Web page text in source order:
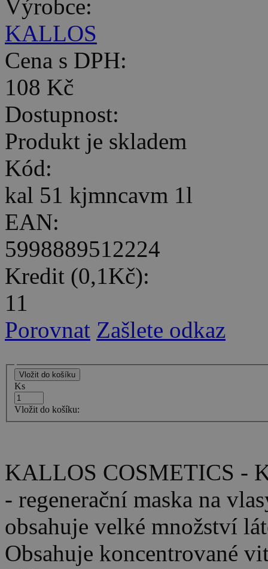
Výrobce:
KALLOS
Cena s DPH:
108 Kč
Dostupnost:
Produkt je skladem
Kód:
kal 51 kjmncavm 1l
EAN:
5998889512224
Kredit (0,1Kč):
11
Porovnat Zašlete odkaz
Ks
Vložit do košíku:
KALLOS COSMETICS -
- regenerační maska na
obsahuje velké množství
Obsahuje koncentrované